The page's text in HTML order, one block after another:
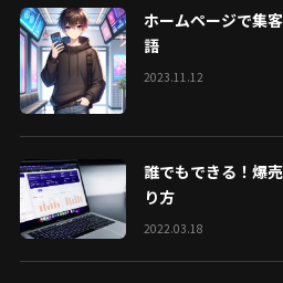
ホームページで集
語
2023.11.12
誰でもできる！爆
り方
2022.03.18